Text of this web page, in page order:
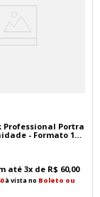
Professional Portra
- Formato 135
até 3x de R$ 60,00
à vista no Boleto ou